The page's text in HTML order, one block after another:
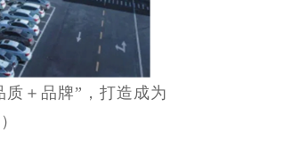
＋品牌”，打造成为